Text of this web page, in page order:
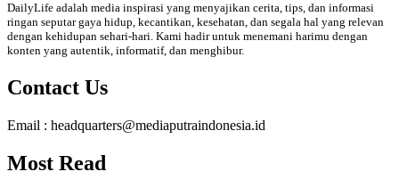
DailyLife adalah media inspirasi yang menyajikan cerita, tips, dan informasi
ringan seputar gaya hidup, kecantikan, kesehatan, dan segala hal yang relevan
dengan kehidupan sehari-hari. Kami hadir untuk menemani harimu dengan
konten yang autentik, informatif, dan menghibur.
Contact Us
Email : headquarters@mediaputraindonesia.id
Most Read